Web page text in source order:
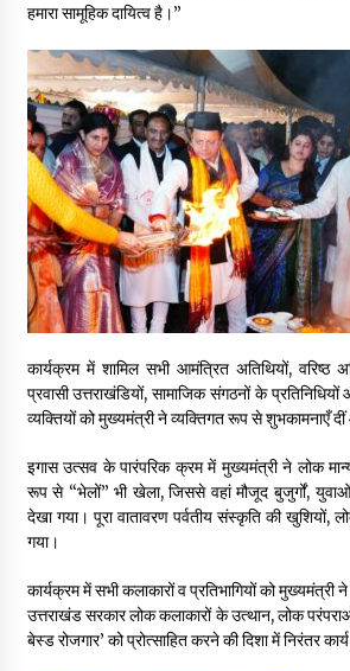
Thought Of The Day 9 May
May 9, 2022
हमारा सामूहिक दायित्व है।”
कार्यक्रम में शामिल सभी आमंत्रित अतिथियों, वरिष्ठ
प्रवासी उत्तराखंडियों, सामाजिक संगठनों के
व्यक्तियों को मुख्यमंत्री ने व्यक्तिगत रूप से शुभकामनाएँ
इगास उत्सव के पारंपरिक क्रम में मुख्यमंत्री ने लोक
रूप से “भेलों” भी खेला, जिससे वहां मौजूद बुजुर्गों,
देखा गया। पूरा वातावरण पर्वतीय संस्कृति की खुशियों,
गया।
कार्यक्रम में सभी कलाकारों व प्रतिभागियों को मुख्यमंत्री
उत्तराखंड सरकार लोक कलाकारों के उत्थान, लोक
बेस्ड रोजगार’ को प्रोत्साहित करने की दिशा में निरंतर